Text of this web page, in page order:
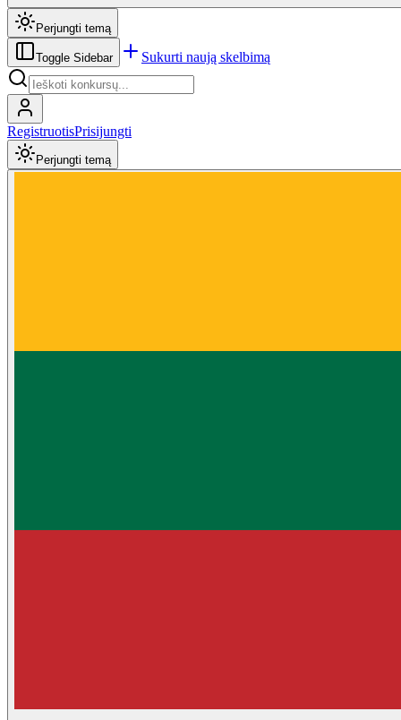
Perjungti temą
Toggle Sidebar Sukurti naują skelbimą
RegistruotisPrisijungti
Perjungti temą